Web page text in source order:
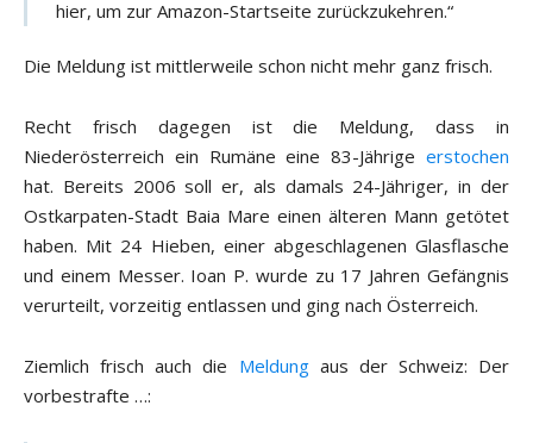
hier, um zur Amazon-Startseite zurückzukehren.“
Die Meldung ist mittlerweile schon nicht mehr ganz frisch.
Recht frisch dagegen ist die Meldung, dass in
Niederösterreich ein Rumäne eine 83-Jährige erstochen
hat. Bereits 2006 soll er, als damals 24-Jähriger, in der
Ostkarpaten-Stadt Baia Mare einen älteren Mann getötet
haben. Mit 24 Hieben, einer abgeschlagenen Glasflasche
und einem Messer. Ioan P. wurde zu 17 Jahren Gefängnis
verurteilt, vorzeitig entlassen und ging nach Österreich.
Ziemlich frisch auch die Meldungaus der Schweiz: Der
vorbestrafte …: